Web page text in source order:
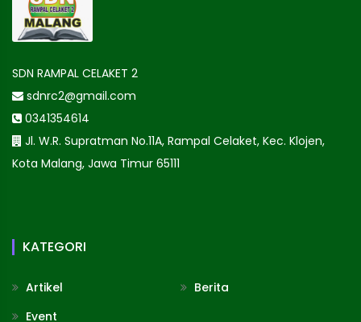
SDN RAMPAL CELAKET 2
sdnrc2@gmail.com
0341354614
Jl. W.R. Supratman No.11A, Rampal Celaket, Kec. Klojen,
Kota Malang, Jawa Timur 65111
KATEGORI
Artikel
Berita
Event